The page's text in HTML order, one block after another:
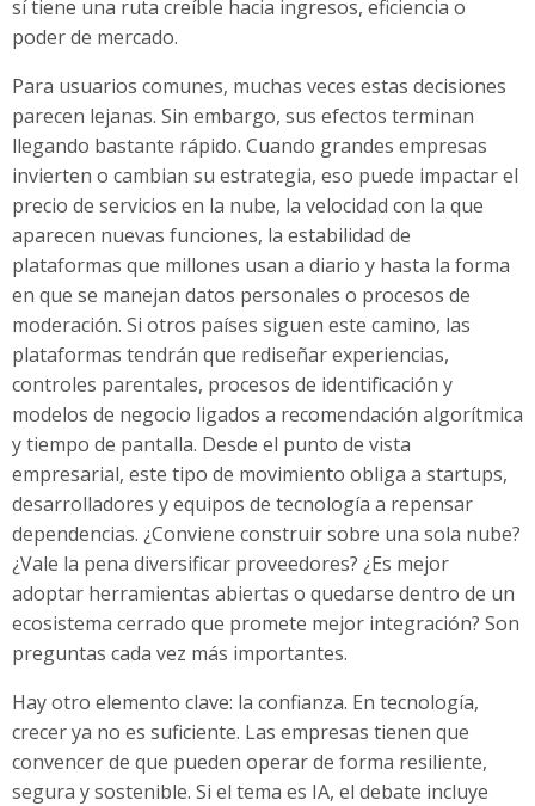
sí tiene una ruta creíble hacia ingresos, eficiencia o
poder de mercado.
Para usuarios comunes, muchas veces estas decisiones
parecen lejanas. Sin embargo, sus efectos terminan
llegando bastante rápido. Cuando grandes empresas
invierten o cambian su estrategia, eso puede impactar el
precio de servicios en la nube, la velocidad con la que
aparecen nuevas funciones, la estabilidad de
plataformas que millones usan a diario y hasta la forma
en que se manejan datos personales o procesos de
moderación. Si otros países siguen este camino, las
plataformas tendrán que rediseñar experiencias,
controles parentales, procesos de identificación y
modelos de negocio ligados a recomendación algorítmica
y tiempo de pantalla. Desde el punto de vista
empresarial, este tipo de movimiento obliga a startups,
desarrolladores y equipos de tecnología a repensar
dependencias. ¿Conviene construir sobre una sola nube?
¿Vale la pena diversificar proveedores? ¿Es mejor
adoptar herramientas abiertas o quedarse dentro de un
ecosistema cerrado que promete mejor integración? Son
preguntas cada vez más importantes.
Hay otro elemento clave: la confianza. En tecnología,
crecer ya no es suficiente. Las empresas tienen que
convencer de que pueden operar de forma resiliente,
segura y sostenible. Si el tema es IA, el debate incluye